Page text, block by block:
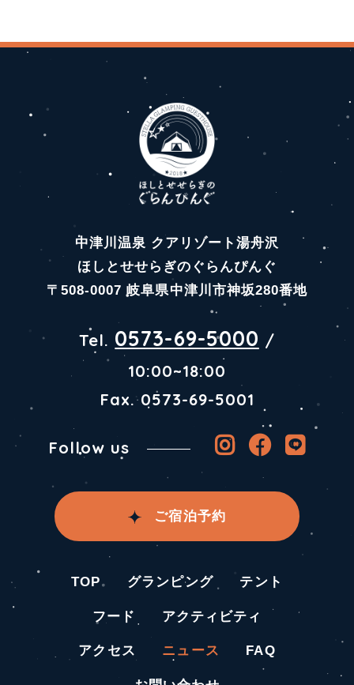
中津川温泉 クアリゾート湯舟沢
ほしとせせらぎのぐらんぴんぐ
〒508-0007 岐阜県中津川市神坂280番地
Tel. 0573-69-5000 /
10:00~18:00
Fax. 0573-69-5001
Follow us
ご宿泊予約
TOP グランピング テント
フード アクティビティ
アクセス ニュース FAQ